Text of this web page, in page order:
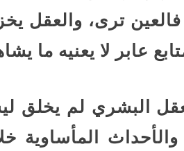
ترى، والعقل
عابر لا يعنيه ما
البشري لم يخلق
المأساوية